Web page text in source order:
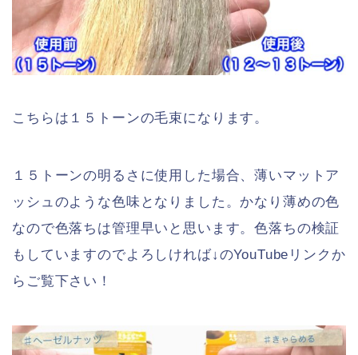
こちらは１５トーンの毛束になります。
１５トーンの明るさに使用した場合、薄いマットア
ッシュのような色味となりました。かなり薄めの色
なので色落ちは管理早いと思います。色落ちの検証
もしていますのでよろしければ↓のYouTubeリンクか
らご覧下さい！